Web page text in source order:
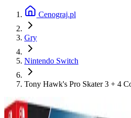
Cenograj.pl
Gry
Nintendo Switch
Tony Hawk's Pro Skater 3 + 4